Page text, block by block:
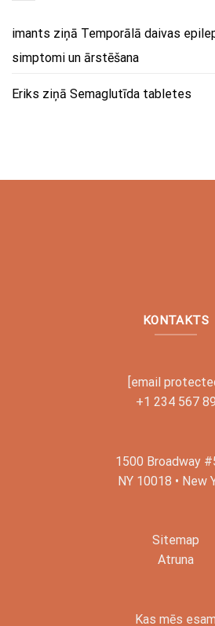
imants ziņā Temporālā daivas
simptomi un ārstēšana
Eriks ziņā Semaglutīda tabletes
KONTAKTS
[email
+1 234 567 89
1500 Broadway
NY 10018 • New
Sitemap
Atruna
Kas mēs esam